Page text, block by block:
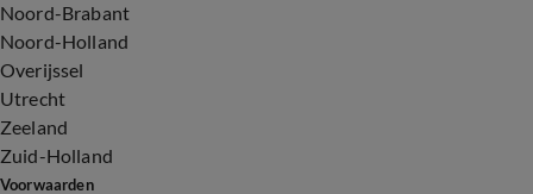
Noord-Brabant
Noord-Holland
Overijssel
Utrecht
Zeeland
Zuid-Holland
Voorwaarden